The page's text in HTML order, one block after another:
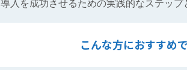
導入を成功させるための実践的なステップ
こんな方におすすめ